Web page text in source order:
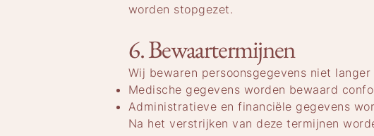
worden stopgezet.
6. Bewaartermijnen
Wij bewaren persoonsgegevens niet
Medische gegevens worden bewaard
Administratieve en financiële gegevens
Na het verstrijken van deze termijnen